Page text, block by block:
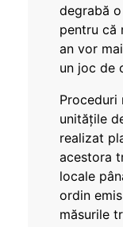
degrabă
pentru că
an vor
un joc de
Proceduri
unitățile
realizat
acestora
locale
ordin
măsurile